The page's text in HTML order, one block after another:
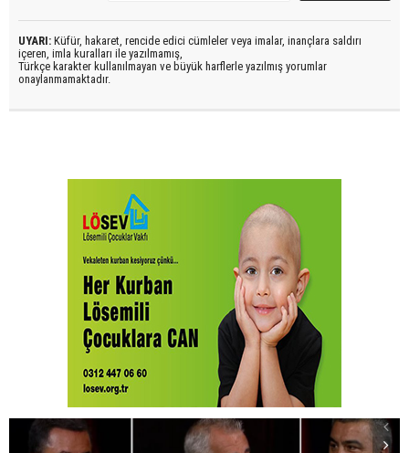
UYARI: Küfür, hakaret, rencide edici cümleler veya imalar, inançlara saldırı
içeren, imla kuralları ile yazılmamış,
Türkçe karakter kullanılmayan ve büyük harflerle yazılmış yorumlar
onaylanmamaktadır.